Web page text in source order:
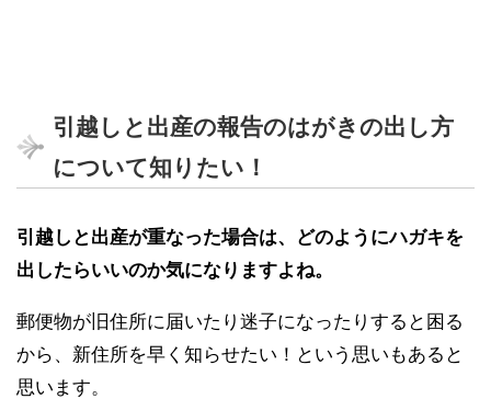
引越しと出産の報告のはがきの出し方
について知りたい！
引越しと出産が重なった場合は、どのようにハガキを
出したらいいのか気になりますよね。
郵便物が旧住所に届いたり迷子になったりすると困る
から、新住所を早く知らせたい！という思いもあると
思います。